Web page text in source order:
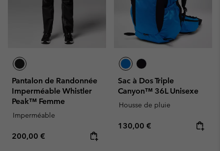
Pantalon de Randonnée
Imperméable Whistler
Peak™ Femme
Imperméable
Regular price:
200,00 €
Sac à Dos Triple
Canyon™ 36L Unisexe
Housse de pluie
Regular price:
130,00 €